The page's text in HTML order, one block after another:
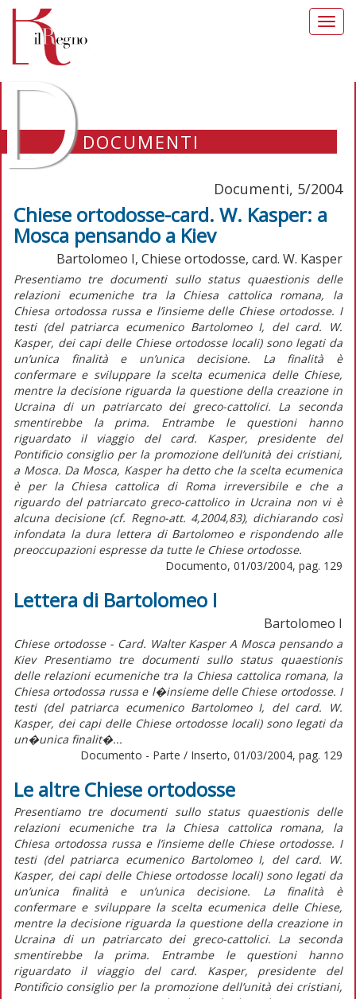
DOCUMENTI
Documenti, 5/2004
Chiese ortodosse-card. W. Kasper: a
Mosca pensando a Kiev
Bartolomeo I, Chiese ortodosse, card. W. Kasper
Presentiamo tre documenti sullo status quaestionis delle
relazioni ecumeniche tra la Chiesa cattolica romana, la
Chiesa ortodossa russa e l’insieme delle Chiese ortodosse. I
testi (del patriarca ecumenico Bartolomeo I, del card. W.
Kasper, dei capi delle Chiese ortodosse locali) sono legati da
un’unica finalità e un’unica decisione. La finalità è
confermare e sviluppare la scelta ecumenica delle Chiese,
mentre la decisione riguarda la questione della creazione in
Ucraina di un patriarcato dei greco-cattolici. La seconda
smentirebbe la prima. Entrambe le questioni hanno
riguardato il viaggio del card. Kasper, presidente del
Pontificio consiglio per la promozione dell’unità dei cristiani,
a Mosca. Da Mosca, Kasper ha detto che la scelta ecumenica
è per la Chiesa cattolica di Roma irreversibile e che a
riguardo del patriarcato greco-cattolico in Ucraina non vi è
alcuna decisione (cf. Regno-att. 4,2004,83), dichiarando così
infondata la dura lettera di Bartolomeo e rispondendo alle
preoccupazioni espresse da tutte le Chiese ortodosse.
Documento, 01/03/2004, pag. 129
Lettera di Bartolomeo I
Bartolomeo I
Chiese ortodosse - Card. Walter Kasper A Mosca pensando a
Kiev Presentiamo tre documenti sullo status quaestionis
delle relazioni ecumeniche tra la Chiesa cattolica romana, la
Chiesa ortodossa russa e l�insieme delle Chiese ortodosse. I
testi (del patriarca ecumenico Bartolomeo I, del card. W.
Kasper, dei capi delle Chiese ortodosse locali) sono legati da
un�unica finalit�...
Documento - Parte / Inserto, 01/03/2004, pag. 129
Le altre Chiese ortodosse
Presentiamo tre documenti sullo status quaestionis delle
relazioni ecumeniche tra la Chiesa cattolica romana, la
Chiesa ortodossa russa e l’insieme delle Chiese ortodosse. I
testi (del patriarca ecumenico Bartolomeo I, del card. W.
Kasper, dei capi delle Chiese ortodosse locali) sono legati da
un’unica finalità e un’unica decisione. La finalità è
confermare e sviluppare la scelta ecumenica delle Chiese,
mentre la decisione riguarda la questione della creazione in
Ucraina di un patriarcato dei greco-cattolici. La seconda
smentirebbe la prima. Entrambe le questioni hanno
riguardato il viaggio del card. Kasper, presidente del
Pontificio consiglio per la promozione dell’unità dei cristiani,